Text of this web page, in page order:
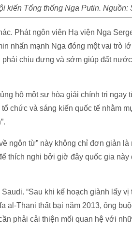
kiến Tổng thống Nga Putin. Nguồn:
Phát ngôn viên Hạ viện Nga
nhấn mạnh Nga đóng một vai trò
chịu đựng và sớm giúp đất
hộ một sự hòa giải chính trị ngay
chức và sáng kiến quốc tế nhằm
ngôn từ” này không chỉ đơn giản
thích nghi bởi giờ đây quốc gia này
“Sau khi kế hoạch giành lấy vị
Thani thất bại năm 2013, ông
phải cải thiện mối quan hệ với